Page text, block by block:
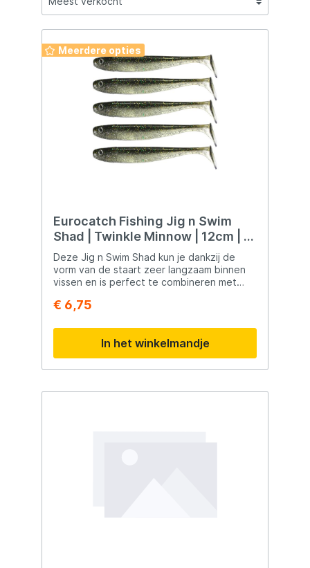
Meerdere opties
Eurocatch Fishing Jig n Swim
Shad | Twinkle Minnow | 12cm | 5
Stuks
Deze Jig n Swim Shad kun je dankzij de
vorm van de staart zeer langzaam binnen
vissen en is perfect te combineren met
positief verrast worden door deze shad.
12cm.
€ 6,75
In het winkelmandje